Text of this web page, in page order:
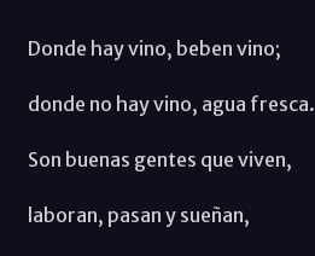
Donde hay vino, beben vino;
donde no hay vino, agua fresca.
Son buenas gentes que viven,
laboran, pasan y sueñan,